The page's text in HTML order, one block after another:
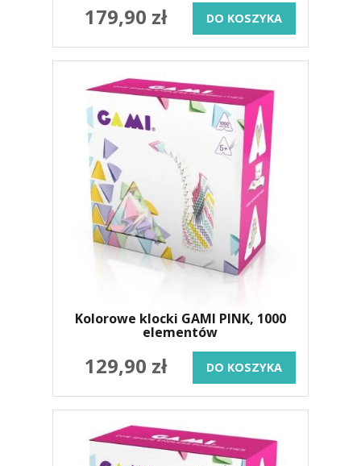
179,90 zł DO KOSZYKA
Kolorowe klocki GAMI PINK, 1000
elementów
129,90 zł DO KOSZYKA